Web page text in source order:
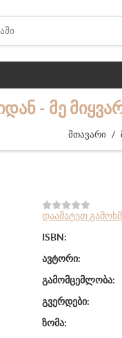
- ᲛᲔ
მთავარი /
დაამატეთ
ISBN:
ავტორი:
გამომცემლობა:
გვერდები:
ზომა: